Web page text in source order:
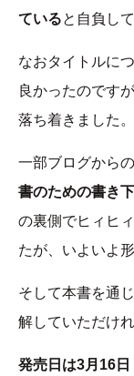
ていると自負し
なおタイトルに
良かったのです
落ち着きました
一部ブログから
書のための書き
の裏側でヒィヒ
たが、いよいよ
そして本書を通
解していただけ
発売日は3月16